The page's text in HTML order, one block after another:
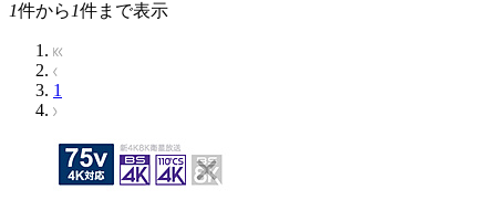
1件から 1件まで表示
1